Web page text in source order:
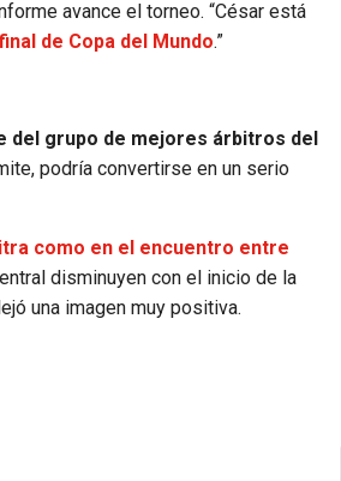
avance el torneo. “César está
de Copa del Mundo.”
del grupo de mejores árbitros del
podría convertirse en un serio
como en el encuentro entre
disminuyen con el inicio de la
una imagen muy positiva.